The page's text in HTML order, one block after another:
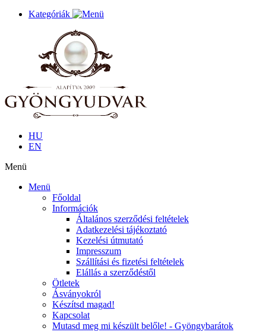
Kategóriák
HU
EN
Menü
Menü
Főoldal
Információk
Általános szerződési feltételek
Adatkezelési tájékoztató
Kezelési útmutató
Impresszum
Szállítási és fizetési feltételek
Elállás a szerződéstől
Ötletek
Ásványokról
Készítsd magad!
Kapcsolat
Mutasd meg mi készült belőle! - Gyöngybarátok